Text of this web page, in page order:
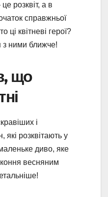
розквіт, а в
справжньої
ці квітневі герої?
ними ближче!
що
і
розквітають у
диво, яке
весняним